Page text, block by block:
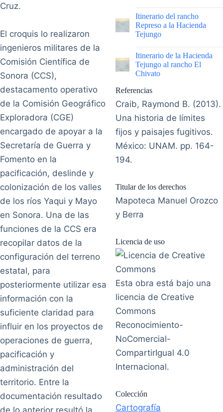
Cruz.
El croquis lo realizaron
ingenieros militares de la
Comisión Científica de
Sonora (CCS),
destacamento operativo
de la Comisión Geográfico
Exploradora (CGE)
encargado de apoyar a la
Secretaría de Guerra y
Fomento en la
pacificación, deslinde y
colonización de los valles
de los ríos Yaqui y Mayo
en Sonora. Una de las
funciones de la CCS era
recopilar datos de la
configuración del terreno
estatal, para
posteriormente utilizar esa
información con la
suficiente claridad para
influir en los proyectos de
operaciones de guerra,
pacificación y
administración del
territorio. Entre la
documentación resultado
|
Itinerario del rancho
Represo a la Hacienda
Tejungo
|
Itinerario de la Hacienda
Tejungo al rancho El
Chivato
Referencias
Craib, Raymond B. (2013).
Una historia de límites
fijos y paisajes fugitivos.
México: UNAM. pp. 164-
194.
Titular de los derechos
Mapoteca Manuel Orozco
y Berra
Licencia de uso
Esta obra está bajo una
licencia de Creative
Commons
Reconocimiento-
NoComercial-
CompartirIgual 4.0
Internacional.
Colección
Cartografía